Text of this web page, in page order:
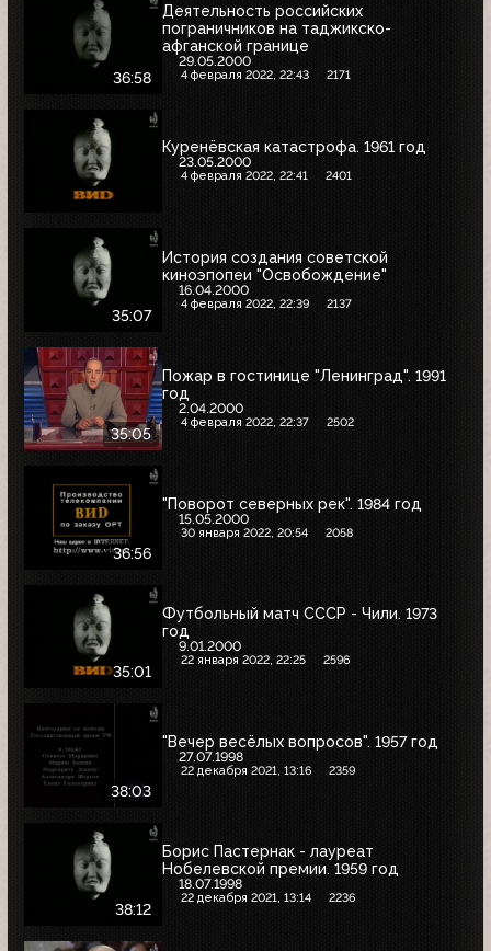
36:58
Деятельность российских
пограничников на таджикско-
афганской границе
29.05.2000
4 февраля 2022, 22:43 2171
Куренёвская катастрофа. 1961 год
23.05.2000
4 февраля 2022, 22:41 2401
35:07
История создания советской
киноэпопеи "Освобождение"
16.04.2000
4 февраля 2022, 22:39 2137
35:05
Пожар в гостинице "Ленинград". 1991
год
2.04.2000
4 февраля 2022, 22:37 2502
36:56
"Поворот северных рек". 1984 год
15.05.2000
30 января 2022, 20:54 2058
35:01
Футбольный матч СССР - Чили. 1973
год
9.01.2000
22 января 2022, 22:25 2596
38:03
"Вечер весёлых вопросов". 1957 год
27.07.1998
22 декабря 2021, 13:16 2359
38:12
Борис Пастернак - лауреат
Нобелевской премии. 1959 год
18.07.1998
22 декабря 2021, 13:14 2236